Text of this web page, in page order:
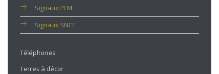
Signaux PLM
Signaux SNCF
Téléphones
Terres à décor